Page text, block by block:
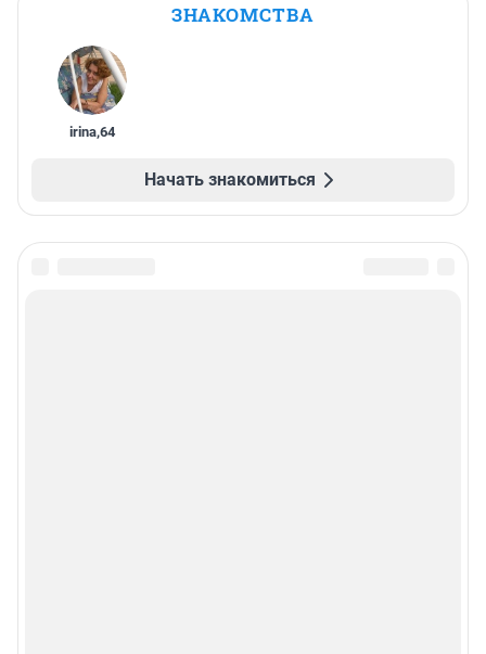
ЗНАКОМСТВА
irina,64
Начать знакомиться